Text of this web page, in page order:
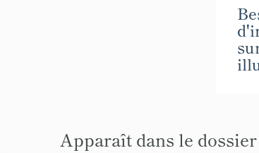
Apparaît dans le dossier